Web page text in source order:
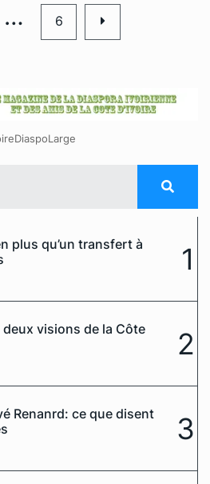
… 6
plus qu’un transfert à
1
visions de la Côte
2
Renanrd: ce que disent
3